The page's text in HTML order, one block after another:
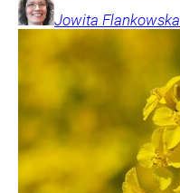
Jowita Flankowska